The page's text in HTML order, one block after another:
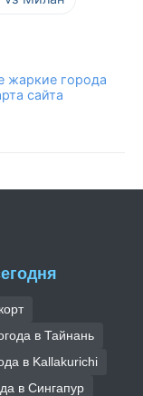
жаркие города
сайта
в Тайнань
в Kallakurichi
в Сингапур